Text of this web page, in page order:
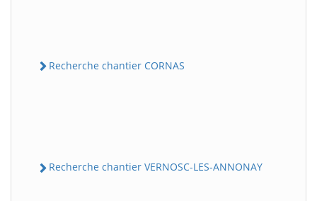
Recherche chantier CORNAS
Recherche chantier VERNOSC-LES-ANNONAY